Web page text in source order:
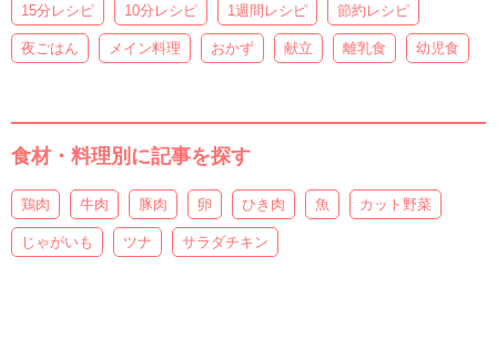
15分レシピ 10分レシピ 1週間レシピ 節約レシピ
夜ごはん メイン料理 おかず 献立 離乳食 幼児食
食材・料理別に記事を探す
鶏肉 牛肉 豚肉 卵 ひき肉 魚 カット野菜
じゃがいも ツナ サラダチキン